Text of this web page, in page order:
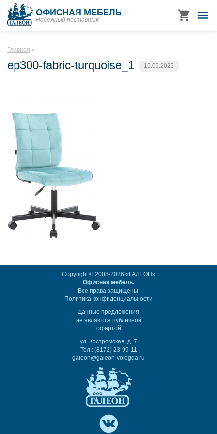
ОФИСНАЯ МЕБЕЛЬ
Надежный поставщик
Главная
ep300-fabric-turquoise_1 15.05.2025
Copyright © 2008-2026 «ГАЛЕОН»
Офисная мебель.
Все права защищены.
Политика конфиденциальности
Данные предложения
не являются публичной
офертой
ул. Костромская, д. 7
Тел.: (8172) 23-99-11
galeon@galeon-vologda.ru